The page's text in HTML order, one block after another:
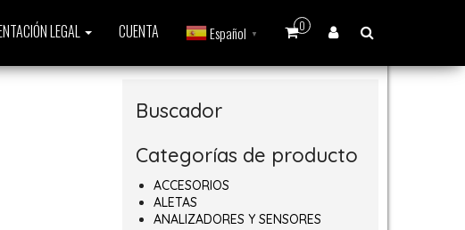
0
LEGAL CUENTA Español ▼
Buscador
Categorías de producto
ACCESORIOS
ALETAS
ANALIZADORES Y SENSORES